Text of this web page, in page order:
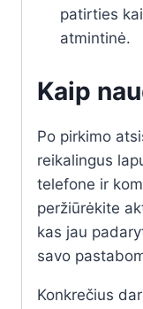
patirties
atmintinė.
Kaip
Po pirkimo
reikalingus
telefone ir
peržiūrėkite
kas jau
savo
Konkrečius